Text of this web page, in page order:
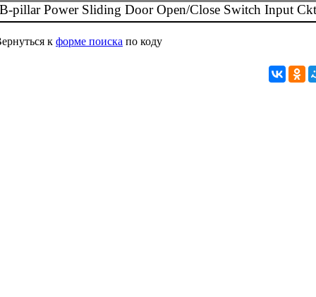
B-pillar Power Sliding Door Open/Close Switch Input
к форме поиска по коду